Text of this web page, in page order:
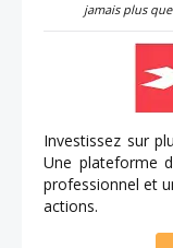
jamais plus
Investissez sur
Une plateforme
professionnel et
actions.